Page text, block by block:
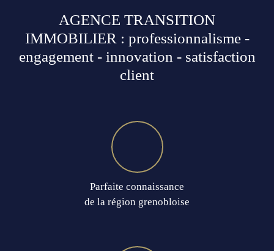
AGENCE TRANSITION
IMMOBILIER : professionnalisme -
engagement - innovation - satisfaction
client
Parfaite connaissance
de la région grenobloise